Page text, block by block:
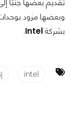
وبعضها مزود
بشركةIntel
.
intel